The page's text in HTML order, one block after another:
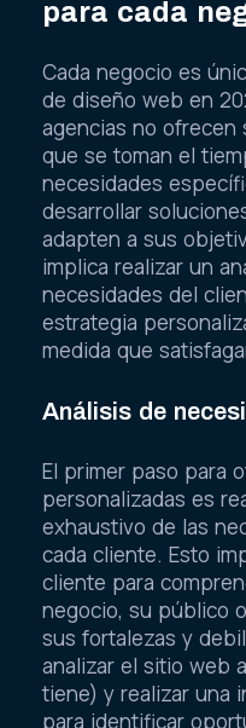
para cada
Cada negocio es
de diseño web en
agencias no ofrecen
que se toman el
necesidades
desarrollar
adapten a sus
implica realizar un
necesidades del
estrategia
medida que
Análisis de
El primer paso para
personalizadas es
exhaustivo de las
cada cliente. Esto
cliente para
negocio, su público
sus fortalezas y
analizar el sitio web
tiene) y realizar una
para identificar